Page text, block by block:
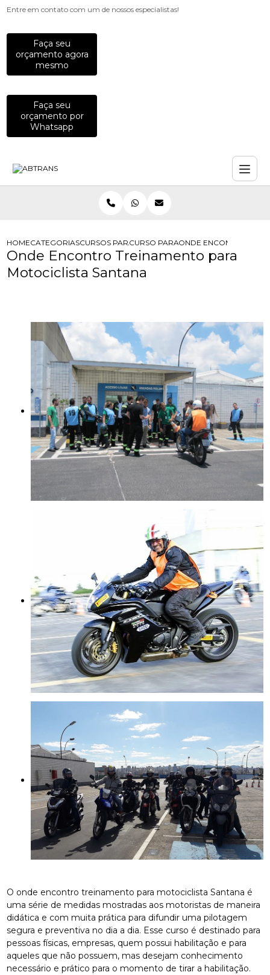
Entre em contato com um de nossos especialistas!
Faça seu
orçamento agora
mesmo
Faça seu
orçamento por
Whatsapp
HOMECATEGORIASCURSOS PARA MOTOCICLISTAS
CURSO PARA MOTOCICLISTA
ONDE ENCONTRO
Onde Encontro Treinamento para
Motociclista Santana
O onde encontro treinamento para motociclista Santana é
uma série de medidas mostradas aos motoristas de maneira
didática e com muita prática para difundir uma pilotagem
segura e preventiva no dia a dia. Esse curso é destinado para
pessoas físicas, empresas, quem possui habilitação e para
aqueles que não possuem, mas desejam conhecimento
necessário e prático para o momento de tirar a habilitação.